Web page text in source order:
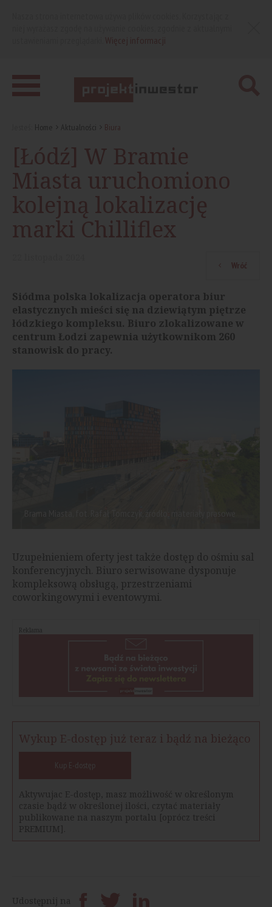
Home Aktualności Biura
[Łódź] W Bramie
Miasta uruchomiono
kolejną lokalizację
marki Chilliflex
Wróć
Siódma polska lokalizacja operatora biur
elastycznych mieści się na dziewiątym piętrze
łódzkiego kompleksu. Biuro zlokalizowane w
centrum Łodzi zapewnia użytkownikom 260
stanowisk do pracy.
Uzupełnieniem oferty jest także dostęp do ośmiu sal
konferencyjnych. Biuro serwisowane dysponuje
kompleksową obsługą, przestrzeniami
coworkingowymi i eventowymi.
Reklama
Wykup E-dostęp już teraz i bądź na bieżąco
Kup E-dostęp
Aktywujac E-dostęp, masz możliwość w określonym
czasie bądź w określonej ilości, czytać materiały
publikowane na naszym portalu [oprócz treści
PREMIUM].
Udostępnij na